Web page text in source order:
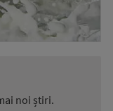
noi știri.